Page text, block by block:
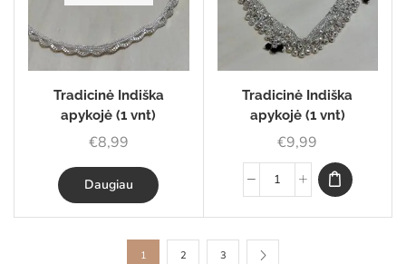
Tradicinė Indiška
apykojė (1 vnt)
€8,99
Daugiau
Tradicinė Indiška
apykojė (1 vnt)
€9,99
1 2 3